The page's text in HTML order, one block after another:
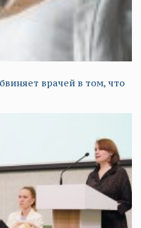
врачей в том, что